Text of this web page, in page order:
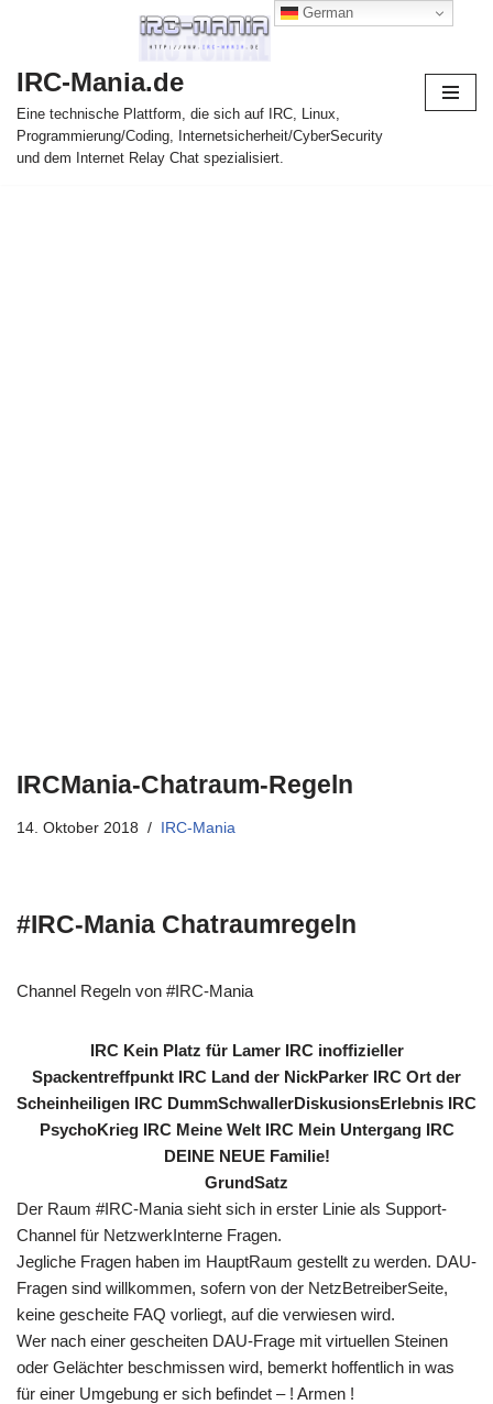
Inhalt
springen
IRC-Mania.de
Eine technische Plattform, die sich auf IRC, Linux,
Programmierung/Coding, Internetsicherheit/CyberSecurity
und dem Internet Relay Chat spezialisiert.
IRCMania-Chatraum-Regeln
14. Oktober 2018 IRC-Mania
#IRC-Mania Chatraumregeln
Channel Regeln von #IRC-Mania
IRC Kein Platz für Lamer IRC inoffizieller
Spackentreffpunkt IRC Land der NickParker IRC Ort der
Scheinheiligen IRC DummSchwallerDiskusionsErlebnis IRC
PsychoKrieg IRC Meine Welt IRC Mein Untergang IRC
DEINE NEUE Familie!
GrundSatz
Der Raum #IRC-Mania sieht sich in erster Linie als Support-
Channel für NetzwerkInterne Fragen.
Jegliche Fragen haben im HauptRaum gestellt zu werden. DAU-
Fragen sind willkommen, sofern von der NetzBetreiberSeite,
keine gescheite FAQ vorliegt, auf die verwiesen wird.
Wer nach einer gescheiten DAU-Frage mit virtuellen Steinen
oder Gelächter beschmissen wird, bemerkt hoffentlich in was
für einer Umgebung er sich befindet – ! Armen !
German